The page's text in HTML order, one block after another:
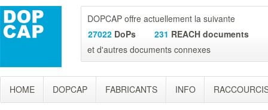
DOPCAP offre actuellement la suivante
27022 DoPs 231 REACH documents
et d'autres documents connexes
HOME DOPCAP FABRICANTS INFO